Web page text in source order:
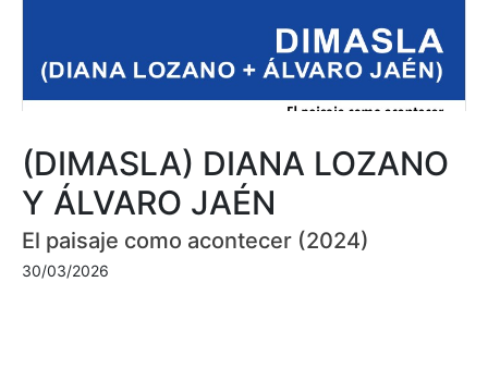
(DIMASLA) DIANA LOZANO
Y ÁLVARO JAÉN
El paisaje como acontecer (2024)
30/03/2026